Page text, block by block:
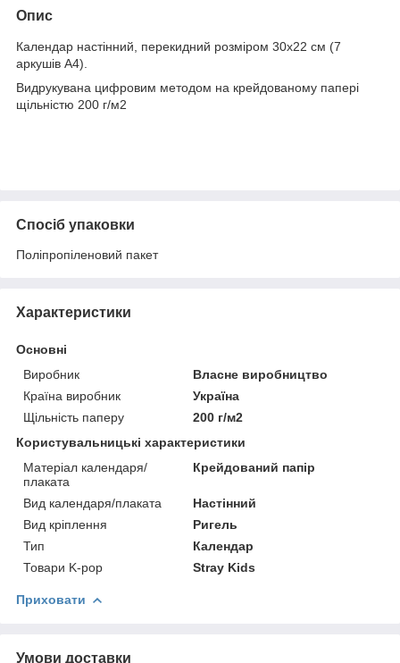
Опис
Календар настінний, перекидний розміром 30х22 см (7
аркушів А4).
Видрукувана цифровим методом на крейдованому папері
щільністю 200 г/м2
Спосіб упаковки
Поліпропіленовий пакет
Характеристики
Основні
Виробник
Власне виробництво
Країна виробник
Україна
Щільність паперу
200 г/м2
Користувальницькі характеристики
Матеріал календаря/
плаката
Крейдований папір
Вид календаря/плаката
Настінний
Вид кріплення
Ригель
Тип
Календар
Товари K-pop
Stray Kids
Приховати
Умови доставки